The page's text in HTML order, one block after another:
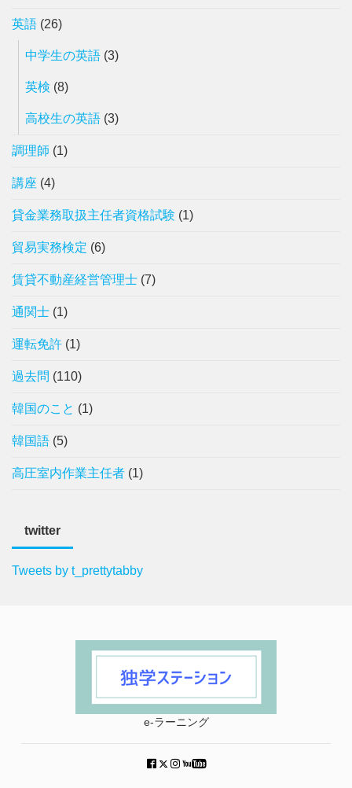
英語 (26)
中学生の英語 (3)
英検 (8)
高校生の英語 (3)
調理師 (1)
講座 (4)
貸金業務取扱主任者資格試験 (1)
貿易実務検定 (6)
賃貸不動産経営管理士 (7)
通関士 (1)
運転免許 (1)
過去問 (110)
韓国のこと (1)
韓国語 (5)
高圧室内作業主任者 (1)
twitter
Tweets by t_prettytabby
e-ラーニング